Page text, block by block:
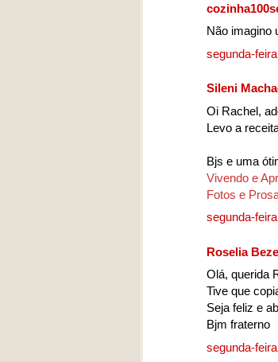
Não imagino
segunda-
Sileni
Oi Rachel,
Levo a
Bjs e uma
Vivendo e
Fotos e
segunda-
Roselia
Olá, querida
Tive que
Seja feliz e
Bjm fraterno
segunda-